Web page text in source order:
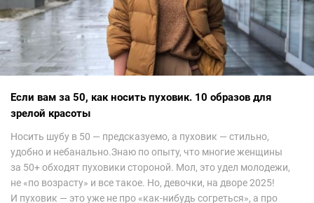
Если вам за 50, как носить пуховик. 10 образов для
зрелой красоты
Носить шубу в 50 — предсказуемо, а пуховик — стильно,
удобно и небанально.Знаю по опыту, что многие женщины
за 50+ обходят пуховики стороной. Мол, это удел молодежи,
не «по возрасту» и все такое. Но, девочки, на дворе 2025!
И пуховик — это уже не про «как-нибудь согреться», а про